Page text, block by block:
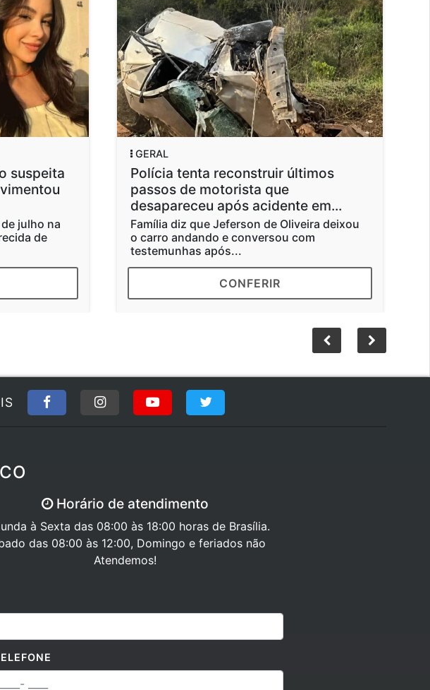
Polícia tenta reconstruir últimos
passos de motorista que
desapareceu após acidente em...
Família diz que Jeferson de Oliveira deixou
o carro andando e conversou com
testemunhas após...
CONFERIR
Segundo o
Horário de atendimento
à Sexta das 08:00 às 18:00 horas de Brasília.
das 08:00 às 12:00, Domingo e feriados não
Atendemos!